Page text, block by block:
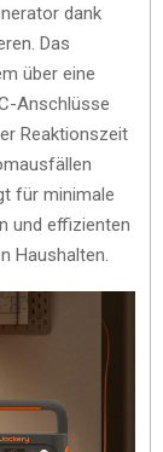
dank
Das
über eine
Anschlüsse
Reaktionszeit
für minimale
und effizienten
Haushalten.